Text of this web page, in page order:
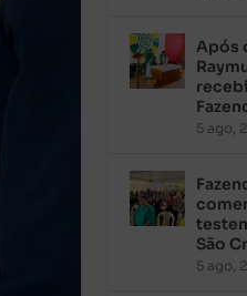
Após
5 ago,
São
5 ago,